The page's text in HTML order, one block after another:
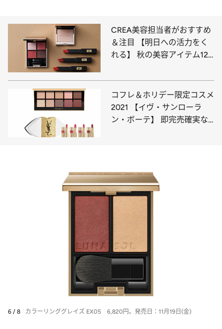
CREA美容担当者がおすすめ
＆注目 【明日への活力をく
れる】 秋の美容アイテム12
コフレ＆ホリデー限定コスメ
2021 【イヴ・サンローラ
ン・ボーテ】 即完売確実な
6 / 8 カラーリンググレイズ EX05 6,820円。発売日：11月19日(金)